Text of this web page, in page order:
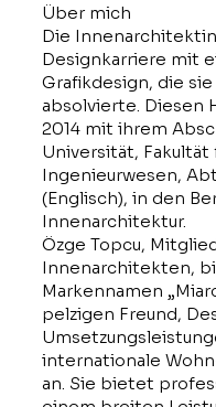
Über mich
Die
Designkarriere mit
Grafikdesign, die
absolvierte. Diesen
2014 mit ihrem
Universität,
Ingenieurwesen,
(Englisch), in den
Innenarchitektur.
Özge Topcu,
Innenarchitekten,
Markennamen
pelzigen Freund,
internationale
an. Sie bietet